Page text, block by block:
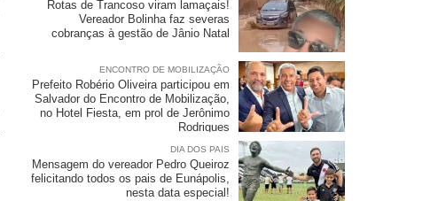
Rotas de Trancoso viram lamaçais!
Vereador Bolinha faz severas
cobranças à gestão de Jânio Natal
ENCONTRO DE MOBILIZAÇÃO
Prefeito Robério Oliveira participou em
Salvador do Encontro de Mobilização,
no Hotel Fiesta, em prol de Jerônimo
Rodrigues
DIA DOS PAIS
Mensagem do vereador Pedro Queiroz
felicitando todos os pais de Eunápolis,
nesta data especial!